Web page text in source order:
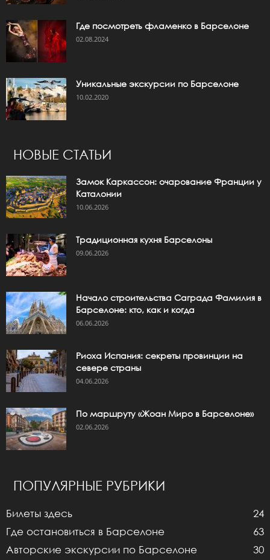
Где посмотреть фламенко в Барселоне
02.08.2024
Уникальные экскурсии по Барселоне
10.02.2020
НОВЫЕ СТАТЬИ
Замок Каркассон: очарование Франции у
Каталонии
10.06.2026
Традиционная кухня Барселоны
09.06.2026
Начало строительства Саграда Фамилия в
Барселоне: кто, как и когда
06.06.2026
Риоха Испания: секреты провинции на
севере страны
04.06.2026
По маршруту «Жоан Миро в Барселоне»
02.06.2026
ПОПУЛЯРНЫЕ РУБРИКИ
Билеты здесь
24
Где остановиться в Барселоне
63
Авторские экскурсии по Барселоне
30